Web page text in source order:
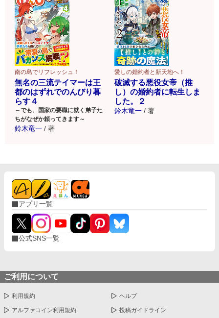
南の島でリフレッシュ！
無名の三流テイマーは王
都のはずれでのんびり暮
らす４
～でも、国家の要職に就く弟子た
ちがなぜか頼ってきます～
鈴木竜一 / 著
愛しの婚約者と新天地へ！
破滅する悪役女帝（推
し）の婚約者に転生しま
した。２
鈴木竜一 / 著
アプリ一覧
公式SNS一覧
ご利用について
利用規約 ヘルプ
アルファコイン利用規約 投稿ガイドライン